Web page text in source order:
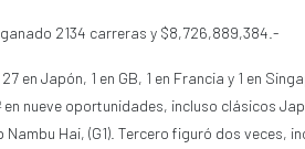
2134 carreras y $8,726,889,384.-
en Japón, 1 en GB, 1 en Francia y 1 en
en nueve oportunidades, incluso clásicos
Nambu Hai, (G1). Tercero figuró dos veces,